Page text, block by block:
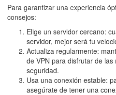
Para garantizar una experiencia
consejos:
Elige un servidor cercano:
servidor, mejor será tu
Actualiza regularmente:
de VPN para disfrutar de
seguridad.
Usa una conexión estable:
asegúrate de tener una